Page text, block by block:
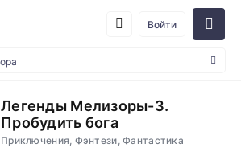
Войти
Легенды Мелизоры-3.
Пробудить бога
Приключения, Фэнтези, Фантастика